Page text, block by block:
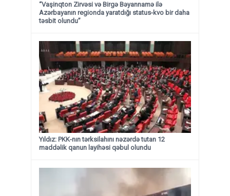
“Vaşinqton Zirvəsi və Birgə Bəyannamə ilə
Azərbayanın regionda yaratdığı status-kvo bir daha
təsbit olundu”
Yıldız: PKK-nın tərksilahını nəzərdə tutan 12
maddəlik qanun layihəsi qəbul olundu ​​​​​​​